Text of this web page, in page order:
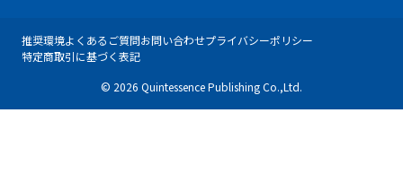
推奨環境よくあるご質問お問い合わせプライバシーポリシー
特定商取引に基づく表記
© 2026 Quintessence Publishing Co.,Ltd.